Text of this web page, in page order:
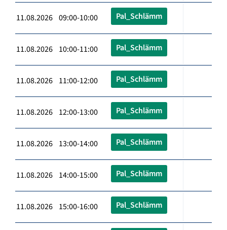
11.08.2026 09:00-10:00 Pal_Schlämm
11.08.2026 10:00-11:00 Pal_Schlämm
11.08.2026 11:00-12:00 Pal_Schlämm
11.08.2026 12:00-13:00 Pal_Schlämm
11.08.2026 13:00-14:00 Pal_Schlämm
11.08.2026 14:00-15:00 Pal_Schlämm
11.08.2026 15:00-16:00 Pal_Schlämm